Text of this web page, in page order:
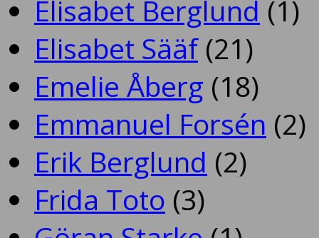
Elisabet Berglund (1)
Elisabet Sääf(21)
Emelie Åberg (18)
Emmanuel Forsén (2)
Erik Berglund (2)
Frida Toto (3)